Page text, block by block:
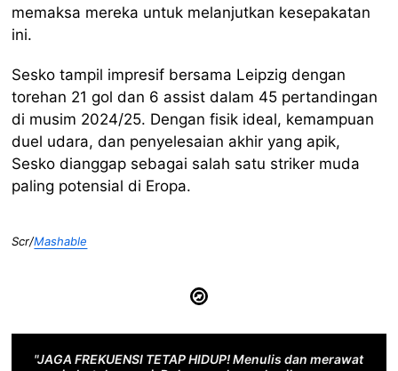
memaksa mereka untuk melanjutkan kesepakatan
ini.
Sesko tampil impresif bersama Leipzig dengan
torehan 21 gol dan 6 assist dalam 45 pertandingan
di musim 2024/25. Dengan fisik ideal, kemampuan
duel udara, dan penyelesaian akhir yang apik,
Sesko dianggap sebagai salah satu striker muda
paling potensial di Eropa.
Scr/Mashable
"JAGA FREKUENSI TETAP HIDUP! Menulis dan merawat